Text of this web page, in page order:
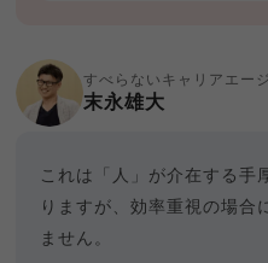
すべらないキャリアエー
末永雄大
これは「人」が介在する手
りますが、効率重視の場合
ません。